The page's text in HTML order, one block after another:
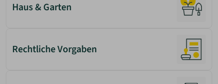
Haus & Garten
Rechtliche Vorgaben